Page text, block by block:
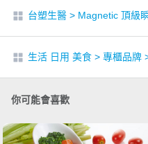
台塑生醫 > Magnetic 頂級
生活 日用 美食 > 專櫃品牌
你可能會喜歡